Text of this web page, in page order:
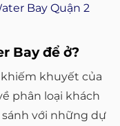
Bay Quận 2
Bay để ở?
khuyết của
phân loại khách
sánh với những dự